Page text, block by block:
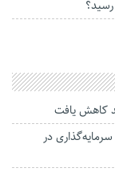
پیگیر سرمایه‌گذاری در